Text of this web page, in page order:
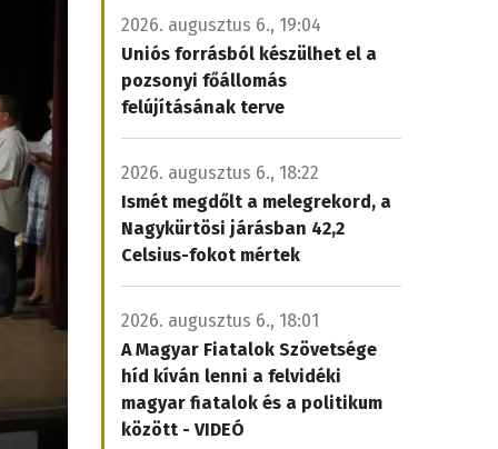
2026. augusztus 6., 19:04
Uniós forrásból készülhet el a
pozsonyi főállomás
felújításának terve
2026. augusztus 6., 18:22
Ismét megdőlt a melegrekord, a
Nagykürtösi járásban 42,2
Celsius-fokot mértek
2026. augusztus 6., 18:01
A Magyar Fiatalok Szövetsége
híd kíván lenni a felvidéki
magyar fiatalok és a politikum
között - VIDEÓ